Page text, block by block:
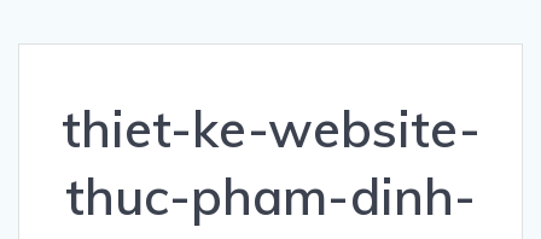
thiet-ke-website-
thuc-pham-dinh-